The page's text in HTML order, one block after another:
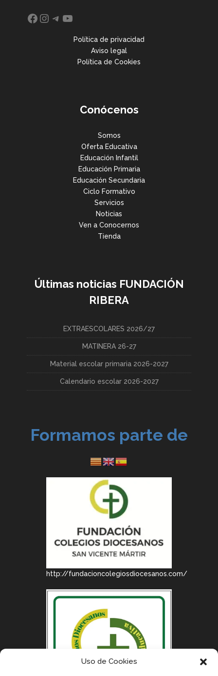
Uso de Cookies
Facebook
Instagram
Telegram
YouTube
Política de privacidad
Aviso legal
Política de Cookies
Conócenos
Somos
Oferta Educativa
Educación Infantil
Educación Primaria
Educación Secundaria
Ciclo Formativo
Servicios
Noticias
Ven a Conocernos
Tienda
Últimas noticias FUNDACIÓN
RIBERA
EXTRAESCOLARES 2026/27
MATINERA 26-27
Material escolar primaria 2026-2027
Calendario escolar 2026-2027
Formamos parte de
http://fundacioncolegiosdiocesanos.com/